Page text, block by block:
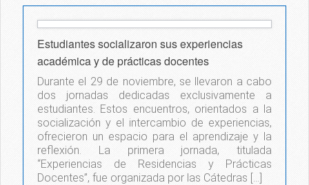
Estudiantes socializaron sus experiencias
académica y de prácticas docentes
Durante el 29 de noviembre, se llevaron a cabo
dos jornadas dedicadas exclusivamente a
estudiantes. Estos encuentros, orientados a la
socialización y el intercambio de experiencias,
ofrecieron un espacio para el aprendizaje y la
reflexión. La primera jornada, titulada
“Experiencias de Residencias y Prácticas
Docentes”, fue organizada por las Cátedras […]